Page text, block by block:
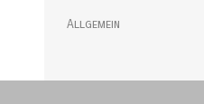
Allgemein